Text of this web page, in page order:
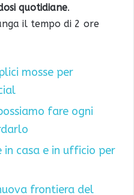
quotidiane.
il tempo di 2 ore
mosse per
fare ogni
casa e in ufficio per
frontiera del